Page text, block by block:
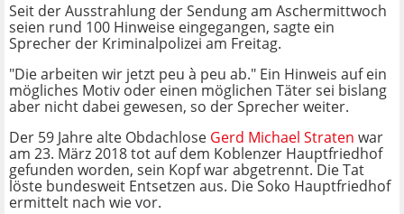
Seit der Ausstrahlung der Sendung am Aschermittwoch
seien rund 100 Hinweise eingegangen, sagte ein
Sprecher der Kriminalpolizei am Freitag.
"Die arbeiten wir jetzt peu à peu ab." Ein Hinweis auf ein
mögliches Motiv oder einen möglichen Täter sei bislang
aber nicht dabei gewesen, so der Sprecher weiter.
Der 59 Jahre alte Obdachlose Gerd Michael Straten war
am 23. März 2018 tot auf dem Koblenzer Hauptfriedhof
gefunden worden, sein Kopf war abgetrennt. Die Tat
löste bundesweit Entsetzen aus. Die Soko Hauptfriedhof
ermittelt nach wie vor.